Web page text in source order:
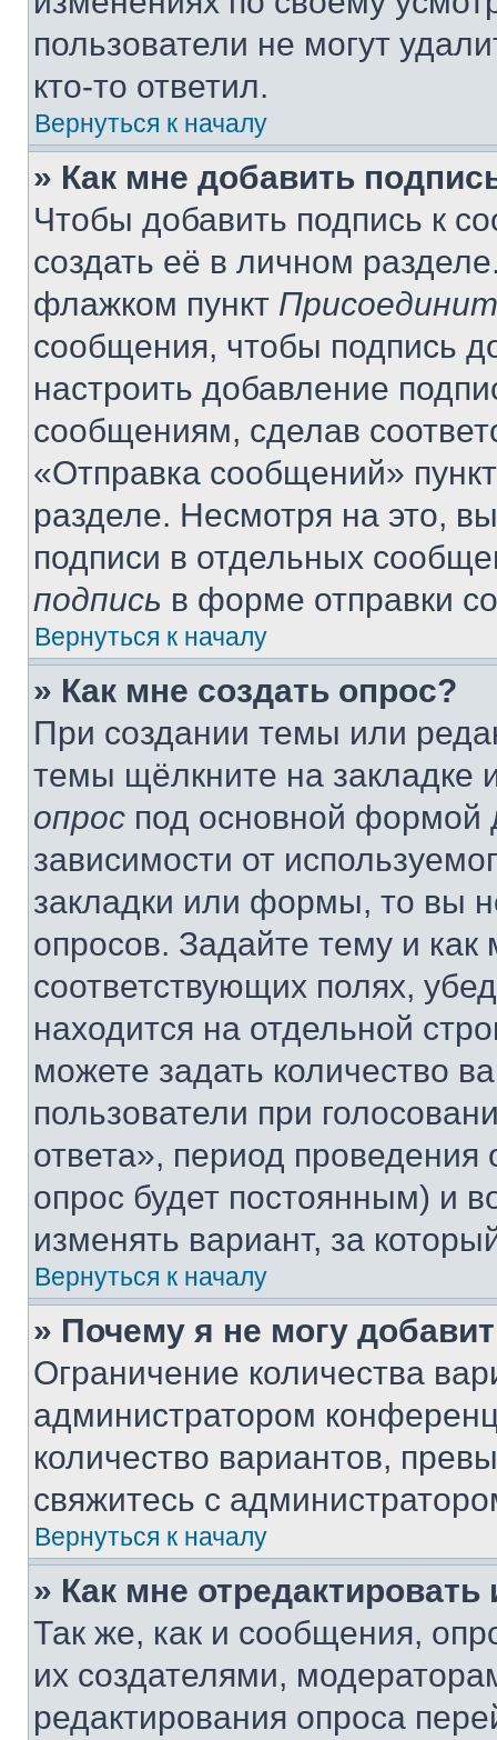
пользователи не могут
кто-то ответил.
Вернуться к началу
» Как мне добавить
Чтобы добавить подпись к
создать её в личном
флажком пункт
сообщения, чтобы подпись
настроить добавление
сообщениям, сделав
«Отправка сообщений»
разделе. Несмотря на это,
подписи в отдельных
подпись в форме отправки
Вернуться к началу
» Как мне создать опрос?
При создании темы или
темы щёлкните на
опрос под основной формой
зависимости от
закладки или формы, то вы
опросов. Задайте тему и
соответствующих полях,
находится на отдельной
можете задать количество
пользователи при
ответа», период проведения
опрос будет постоянным) и
изменять вариант, за
Вернуться к началу
» Почему я не могу
Ограничение количества
администратором
количество вариантов,
свяжитесь с
Вернуться к началу
» Как мне
Так же, как и сообщения,
их создателями,
редактирования опроса